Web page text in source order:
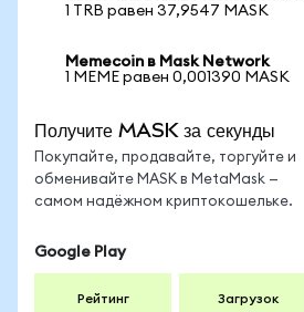
1 TRB равен 37,9547 MASK
Memecoin в Mask Network
1 MEME равен 0,001390 MASK
Получите MASK за секунды
Покупайте, продавайте, торгуйте и
обменивайте MASK в MetaMask —
самом надёжном криптокошельке.
Google Play
Рейтинг Загрузок